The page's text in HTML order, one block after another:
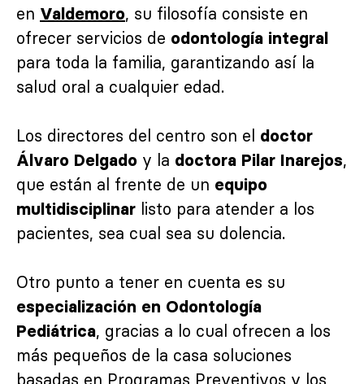
en Valdemoro, su filosofía consiste en
ofrecer servicios de odontología integral
para toda la familia, garantizando así la
salud oral a cualquier edad.
Los directores del centro son el doctor
Álvaro Delgado y la doctora Pilar Inarejos,
que están al frente de un equipo
multidisciplinar listo para atender a los
pacientes, sea cual sea su dolencia.
Otro punto a tener en cuenta es su
especialización en Odontología
Pediátrica, gracias a lo cual ofrecen a los
más pequeños de la casa soluciones
basadas en Programas Preventivos y los